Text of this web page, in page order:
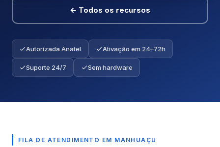
← Todos os recursos
Autorizada Anatel Ativação em 24–72h
Suporte 24/7 Sem hardware
FILA DE ATENDIMENTO EM MANHUAÇU